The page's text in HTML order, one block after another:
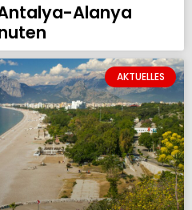
Alanya
AKTUELLES